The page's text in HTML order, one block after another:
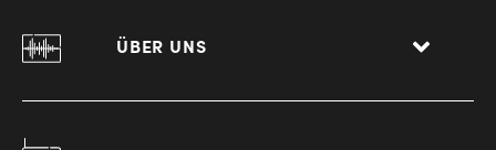
ÜBER UNS